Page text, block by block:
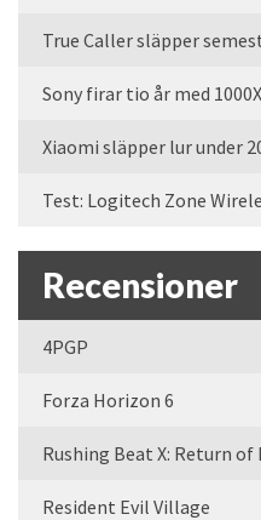
True Caller släpper
Sony firar tio år med
Xiaomi släpper lur under
Test: Logitech Zone
Recensioner
4PGP
Forza Horizon 6
Rushing Beat X: Return
Resident Evil Village